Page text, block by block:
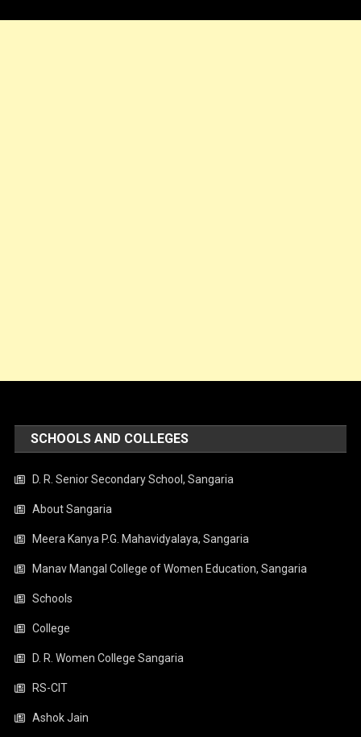
SCHOOLS AND COLLEGES
D. R. Senior Secondary School, Sangaria
About Sangaria
Meera Kanya P.G. Mahavidyalaya, Sangaria
Manav Mangal College of Women Education, Sangaria
Schools
College
D. R. Women College Sangaria
RS-CIT
Ashok Jain